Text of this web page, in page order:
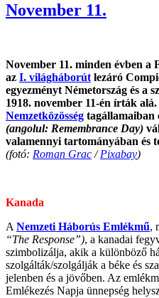
November 11.
November 11. minden évben a
az I. világháborút lezáró
egyezményt Németország és a
1918. november 11-én írták
Nemzetközösség tagállamaiban
(angolul: Remembrance Day)
valamennyi tartományában és
(fotó: Roman Grac /Pixabay)
Kanada
A Nemzeti Háborús Emlékmű,
“The Response”), a kanadai
szimbolizálja, akik a különböző
szolgálták/szolgálják a béke és
jelenben és a jövőben. Az
Emlékezés Napja ünnepség